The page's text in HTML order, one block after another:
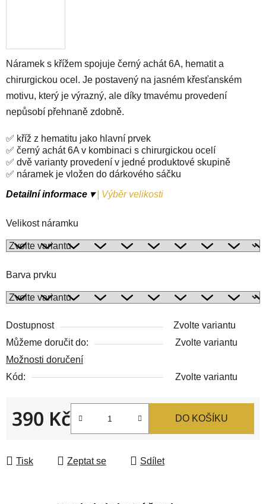
Náramek s křížem spojuje černý achát 6A, hematit a
chirurgickou ocel. Je postavený na jasném křesťanském
motivu, který je výrazný, ale díky tmavému provedení
nepůsobí přehnaně zdobně.
✅ kříž z hematitu jako hlavní prvek
✅ černý achát 6A v kombinaci s chirurgickou ocelí
✅ dvě varianty provedení v jedné produktové skupině
✅ náramek je vložen do dárkového sáčku
Detailní informace ▾
Výběr velikosti
Velikost náramku
Barva prvku
Dostupnost
Zvolte variantu
Můžeme doručit do:
Zvolte variantu
Možnosti doručení
Kód:
Zvolte variantu
390 Kč DO KOŠÍKU
Tisk Zeptat se Sdílet